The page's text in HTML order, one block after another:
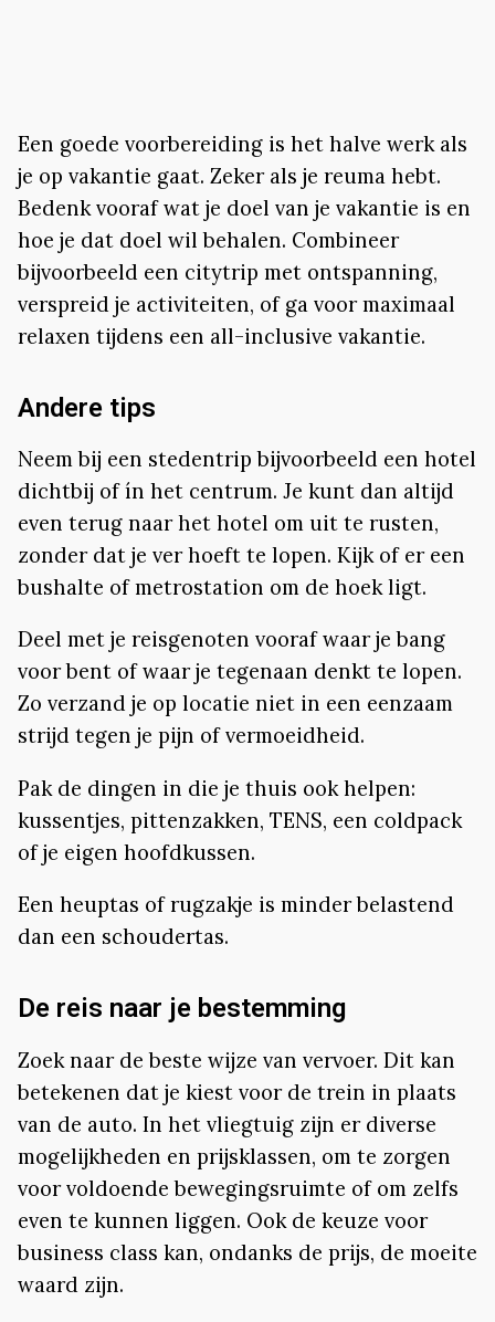
Een goede voorbereiding is het halve werk als
je op vakantie gaat. Zeker als je reuma hebt.
Bedenk vooraf wat je doel van je vakantie is en
hoe je dat doel wil behalen. Combineer
bijvoorbeeld een citytrip met ontspanning,
verspreid je activiteiten, of ga voor maximaal
relaxen tijdens een all-inclusive vakantie.
Andere tips
Neem bij een stedentrip bijvoorbeeld een hotel
dichtbij of ín het centrum. Je kunt dan altijd
even terug naar het hotel om uit te rusten,
zonder dat je ver hoeft te lopen. Kijk of er een
bushalte of metrostation om de hoek ligt.
Deel met je reisgenoten vooraf waar je bang
voor bent of waar je tegenaan denkt te lopen.
Zo verzand je op locatie niet in een eenzaam
strijd tegen je pijn of vermoeidheid.
Pak de dingen in die je thuis ook helpen:
kussentjes, pittenzakken, TENS, een coldpack
of je eigen hoofdkussen.
Een heuptas of rugzakje is minder belastend
dan een schoudertas.
De reis naar je bestemming
Zoek naar de beste wijze van vervoer. Dit kan
betekenen dat je kiest voor de trein in plaats
van de auto. In het vliegtuig zijn er diverse
mogelijkheden en prijsklassen, om te zorgen
voor voldoende bewegingsruimte of om zelfs
even te kunnen liggen. Ook de keuze voor
business class kan, ondanks de prijs, de moeite
waard zijn.